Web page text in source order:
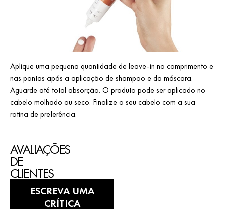
Aplique uma pequena quantidade de leave-in no comprimento e
nas pontas após a aplicação de shampoo e da máscara.
Aguarde até total absorção. O produto pode ser aplicado no
cabelo molhado ou seco. Finalize o seu cabelo com a sua
rotina de preferência.
AVALIAÇÕES
DE
CLIENTES
ESCREVA UMA
CRÍTICA